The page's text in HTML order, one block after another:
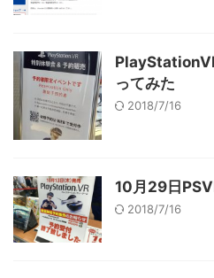
ってみた
2018/7/16
10月29日
2018/7/16